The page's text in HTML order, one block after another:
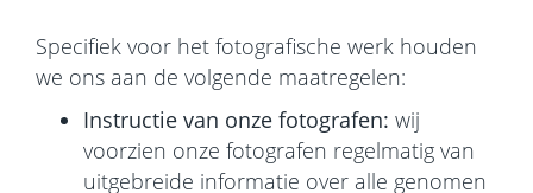
Specifiek voor het fotografische werk houden
we ons aan de volgende maatregelen:
Instructie van onze fotografen: wij
voorzien onze fotografen regelmatig van
uitgebreide informatie over alle genomen